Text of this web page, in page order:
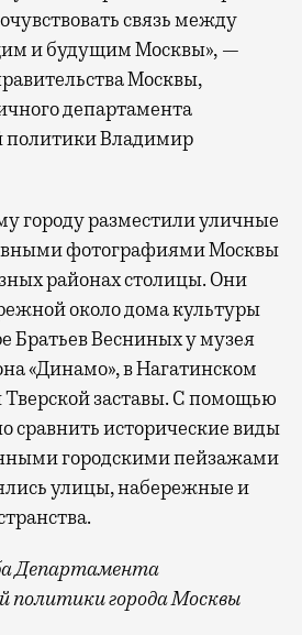
связь между
и будущим Москвы», —
Москвы,
департамента
политики Владимир
городу разместили уличные
фотографиями Москвы
районах столицы. Они
около дома культуры
Братьев Весниных у музея
«Динамо», в Нагатинском
Тверской заставы. С помощью
сравнить исторические виды
городскими пейзажами
улицы, набережные и
Департамента
политики города Москвы